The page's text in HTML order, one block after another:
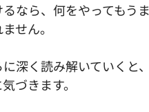
るなら、何をやってもう
せん。
深く読み解いていく
づきます。